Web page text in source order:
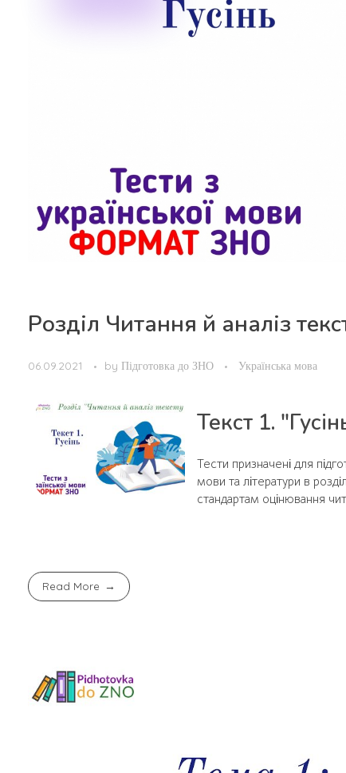
Розділ Читання й аналіз
06.09.2021 by Підготовка до ЗНО Українська мова
Текст 1.
Тести призначені для
мови та літератури в
стандартам оцінювання
Read More